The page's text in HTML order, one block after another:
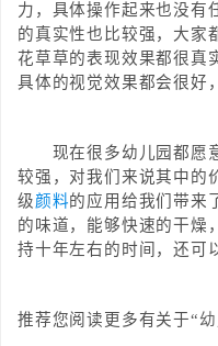
力，具体操作起来也没有
的真实性也比较强，大家
花草草的表现效果都很真
具体的视觉效果都会很好
现在很多幼儿园都愿意
较强，对我们来说其中的
级颜料的应用给我们带来
的味道，能够快速的干燥
持十年左右的时间，还可
推荐您阅读更多有关于“